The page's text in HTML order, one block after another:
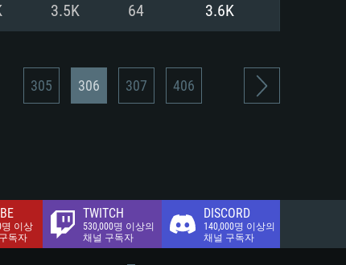
3.5K 64 3.6K
305 306 307 406
명 이상
독자
TWITCH
530,000명 이상의
채널 구독자
DISCORD
140,000명 이상의
채널 구독자